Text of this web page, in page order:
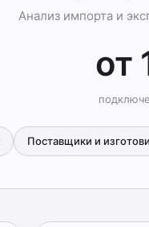
Анализ импорта и
от
Поставщики и